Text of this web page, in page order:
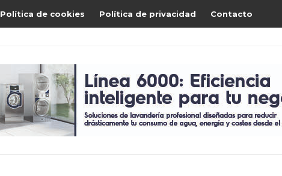
Política de cookies Política de privacidad Contacto